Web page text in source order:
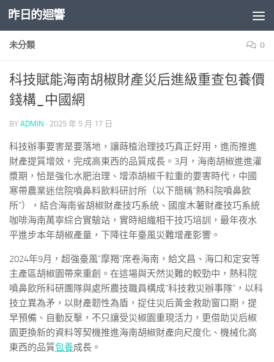
Skip to content
昨日的迴響
未分類 0
科技賦能海南胡椒財產災后進級重查包養價
錢構_中國網
BY ADMIN · 2025 年 5 月 17 日
科技辦事要害是要落地，讓蒔植治理技巧真正好用，進而推進
財產提質增效，完成高東西的品質成長。3月，海南胡椒進進灌
漿期，恰是強化水肥治理、增添胡椒千粒重的要害時代，中國
寒帶農業迷信院噴鼻料飲料研討所（以下簡稱“熱科院噴鼻飲
所”），結合海南省胡椒財產技巧系統、國度木薯財產技巧系統
咖啡海南萬寧綜合實驗站，實時組織相干技巧培訓，最年夜水
平進步本年胡椒產量，下降往年臺風災難增產影響。
2024年9月，超強臺風“摩羯”席卷海南，給文昌、海口和定安等
主產區胡椒園帶來重創。在這場與天然災難的較勁中，熱科院
噴鼻飲所科研團隊與處所農技職員構成“科技救災辦事隊”，以科
技立異為矛，以財產韌性為盾，捉住災后黃金救助窗口期，提
早預備、自動反擊，不只讓受災椒園重現活力，更借助災后椒
園更換新的資料等契機推進海南胡椒財產向尺度化、機械化高
東西的品質包養成長。